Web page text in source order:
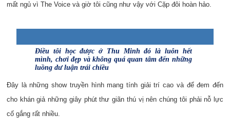
mất ngủ vì The Voice và giờ tôi cũng như vậy với Cặp đôi hoàn hảo.
Điều tôi học được ở Thu Minh đó là luôn hết
mình, chơi đẹp và không quá quan tâm đến những
luồng dư luận trái chiều
Đây là những show truyền hình mang tính giải trí cao và để đem đến
cho khán giả những giây phút thư giãn thú vị nên chúng tôi phải nỗ lực
cố gắng rất nhiều.